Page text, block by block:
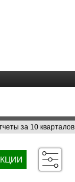
за 10 кварталов